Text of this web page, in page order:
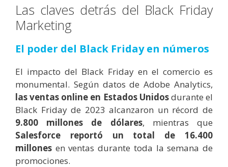
Las claves detrás del Black Friday
Marketing
El poder del Black Friday en números
El impacto del Black Friday en el comercio es
monumental. Según datos de Adobe Analytics,
las ventas online en Estados Unidosdurante el
Black Friday de 2023 alcanzaron un récord de
9.800 millones de dólares, mientras que
Salesforce reportó un total de 16.400
millones en ventas durante toda la semana de
promociones.